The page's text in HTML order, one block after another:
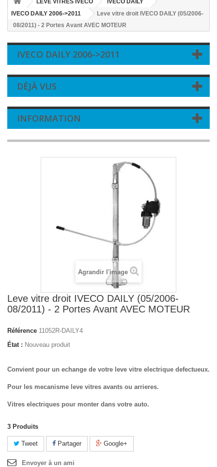
LEVE VITRES IVECO
IVECO DAILY
IVECO DAILY 2006->2011
Leve vitre droit IVECO DAILY (05/2006-
08/2011) - 2 Portes Avant AVEC MOTEUR
IVECO DAILY 2006->2011
DÉJÀ VUS
INFORMATION
Agrandir l'image
Leve vitre droit IVECO DAILY (05/2006-
08/2011) - 2 Portes Avant AVEC MOTEUR
Référence 11052R-DAILY4
État : Nouveau produit
Convient pour un echange de votre leve vitre electrique defectueux.
Pour les mecanisme leve vitres avants ou arrieres.
Vitres electriques pour monter dans votre auto.
3 Produits
Tweet Partager Google+
Envoyer à un ami